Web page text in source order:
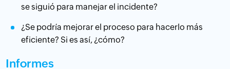
se siguió para manejar el incidente?
¿Se podría mejorar el proceso para hacerlo más
eficiente? Si es así, ¿cómo?
Informes